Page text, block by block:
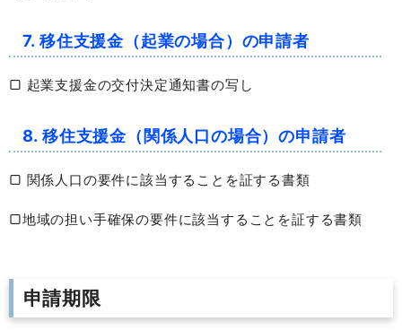
7. 移住支援金（起業の場合）の申請者
▢ 起業支援金の交付決定通知書の写し
8. 移住支援金（関係人口の場合）の申請者
▢ 関係人口の要件に該当することを証する書類
▢地域の担い手確保の要件に該当することを証する書類
申請期限